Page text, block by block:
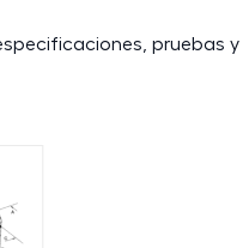
pruebas y